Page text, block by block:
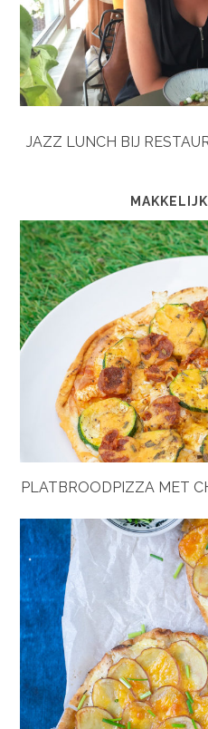
JAZZ LUNCH BIJ
PLATBROODPIZZA MET